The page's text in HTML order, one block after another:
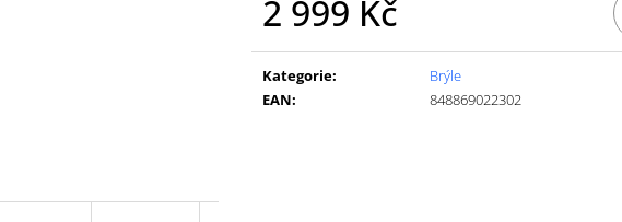
2 999 Kč
Kategorie:
Brýle
EAN: 848869022302
GU ENERGY GEL 32G JET BLACKBERRY
GU ENERGY GEL 32G RASPBERRY